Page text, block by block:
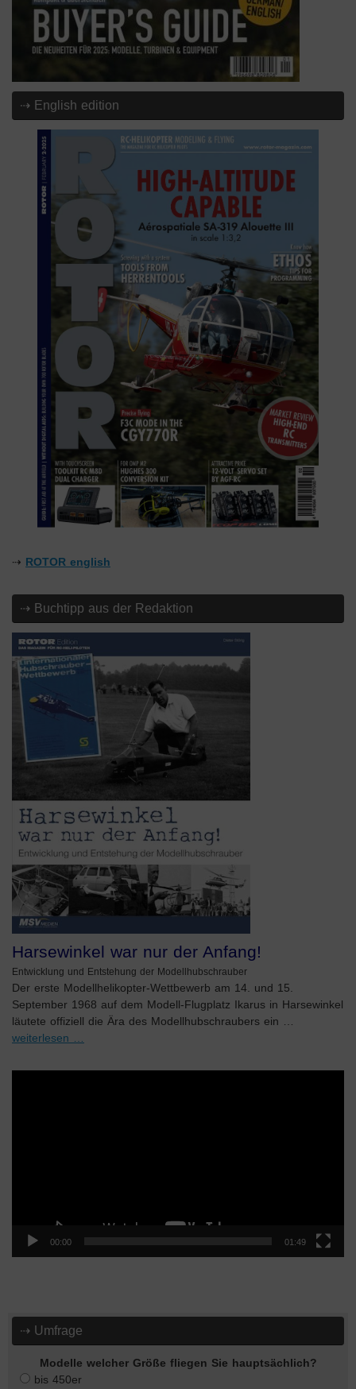
⇢ English edition
⇢ ROTOR english
⇢ Buchtipp aus der Redaktion
Harsewinkel war nur der Anfang!
Entwicklung und Entstehung der Modellhubschrauber
Der erste Modellhelikopter-Wettbewerb am 14. und 15.
September 1968 auf dem Modell-Flugplatz Ikarus in Harsewinkel
läutete offiziell die Ära des Modellhubschraubers ein …
weiterlesen …
00:00 01:49
⇢ Umfrage
Modelle welcher Größe fliegen Sie hauptsächlich?
bis 450er